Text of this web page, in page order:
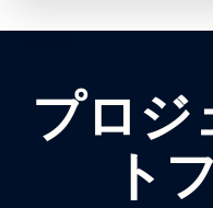
プロジ
ト